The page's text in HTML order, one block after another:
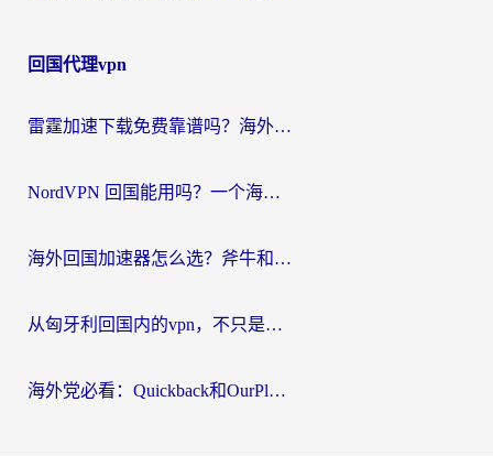
回国代理vpn
雷霆加速下载免费靠谱吗？海外党选回国加速器的避坑指南（附热门工具对比）
NordVPN 回国能用吗？一个海外用户必须面对的真实困境
海外回国加速器怎么选？斧牛和海龟哪个好？一篇帮你避开坑的实用指南
从匈牙利回国内的vpn，不只是为了刷剧那么简单
海外党必看：Quickback和OurPlay好用吗？3分钟选对回国加速器，无缝刷剧玩游戏